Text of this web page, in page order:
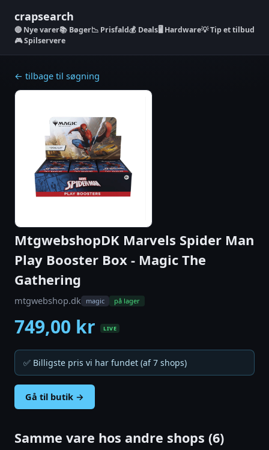
crapsearch
Nye varer📚 Bøger📉 Prisfald💰 Deals🖥️ Hardware💡 Tip et tilbud
🎮 Spilservere
← tilbage til søgning
MtgwebshopDK Marvels Spider Man
Play Booster Box - Magic The
Gathering
mtgwebshop.dk magic på lager
749,00 kr LIVE
✅ Billigste pris vi har fundet (af 7 shops)
Gå til butik →
Samme vare hos andre shops (6)